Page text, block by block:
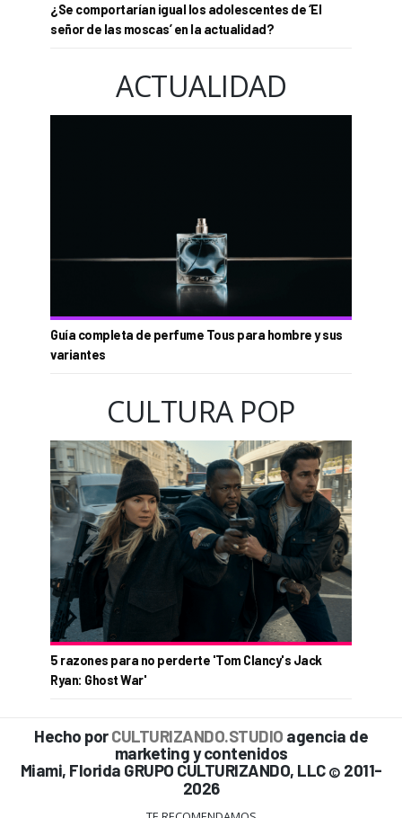
¿Se comportarían igual los adolescentes de ‘El
señor de las moscas’ en la actualidad?
ACTUALIDAD
Guía completa de perfume Tous para hombre y sus
variantes
CULTURA POP
5 razones para no perderte 'Tom Clancy's Jack
Ryan: Ghost War'
Hecho porCULTURIZANDO.STUDIO agencia de
marketing y contenidos
Miami, Florida GRUPO CULTURIZANDO, LLC © 2011-
2026